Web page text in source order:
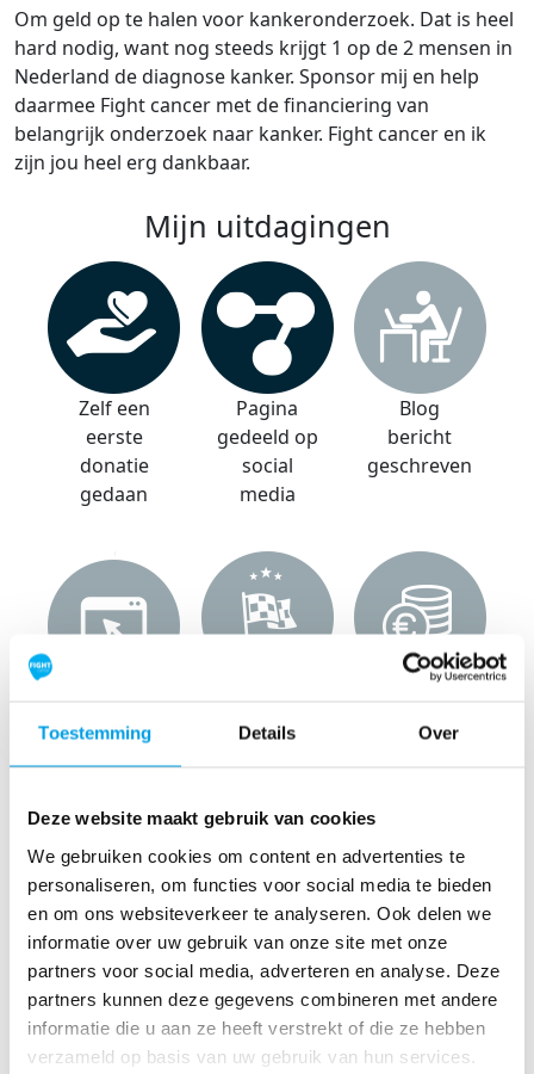
Toestemming Details Over
Deze website maakt gebruik van cookies
We gebruiken cookies om content en advertenties te
personaliseren, om functies voor social media te bieden
en om ons websiteverkeer te analyseren. Ook delen we
informatie over uw gebruik van onze site met onze
partners voor social media, adverteren en analyse. Deze
partners kunnen deze gegevens combineren met andere
informatie die u aan ze heeft verstrekt of die ze hebben
verzameld op basis van uw gebruik van hun services.
Om geld op te halen voor kankeronderzoek. Dat is heel
hard nodig, want nog steeds krijgt 1 op de 2 mensen in
Nederland de diagnose kanker. Sponsor mij en help
daarmee Fight cancer met de financiering van
belangrijk onderzoek naar kanker. Fight cancer en ik
zijn jou heel erg dankbaar.
Mijn uitdagingen
Zelf een
eerste
donatie
gedaan
Pagina
gedeeld op
social
media
Blog
bericht
geschreven
toegevoeg
d
ag gehaald
ag hoger
Team
gemaakt
Eerste 5
donaties
binnen!